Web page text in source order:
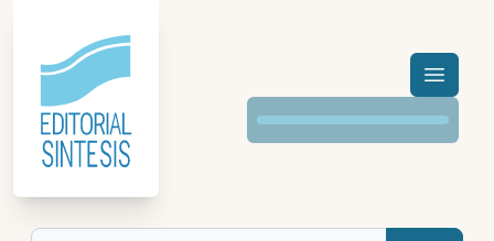
Menú